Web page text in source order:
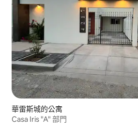
華雷斯城的公寓
Casa Iris "A" 部門